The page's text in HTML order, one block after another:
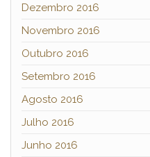
Dezembro 2016
Novembro 2016
Outubro 2016
Setembro 2016
Agosto 2016
Julho 2016
Junho 2016